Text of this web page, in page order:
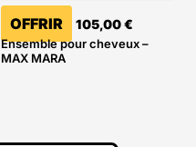
OFFRIR 105,00€
Ensemble pour cheveux –
MAX MARA